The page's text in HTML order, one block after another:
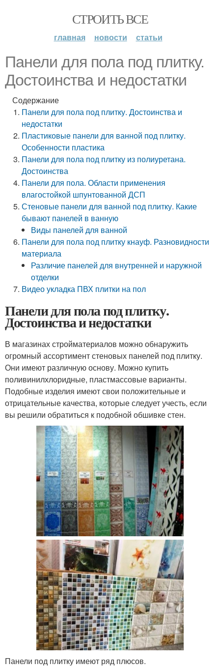
СТРОИТЬ ВСЕ
главная новости статьи
Панели для пола под плитку.
Достоинства и недостатки
Содержание
Панели для пола под плитку. Достоинства и
недостатки
Пластиковые панели для ванной под плитку.
Особенности пластика
Панели для пола под плитку из полиуретана.
Достоинства
Панели для пола. Области применения
влагостойкой шпунтованной ДСП
Стеновые панели для ванной под плитку. Какие
бывают панелей в ванную
Виды панелей для ванной
Панели для пола под плитку кнауф. Разновидности
материала
Различие панелей для внутренней и наружной
отделки
Видео укладка ПВХ плитки на пол
Панели для пола под плитку.
Достоинства и недостатки
В магазинах стройматериалов можно обнаружить
огромный ассортимент стеновых панелей под плитку.
Они имеют различную основу. Можно купить
поливинилхлоридные, пластмассовые варианты.
Подобные изделия имеют свои положительные и
отрицательные качества, которые следует учесть, если
вы решили обратиться к подобной обшивке стен.
Панели под плитку имеют ряд плюсов.